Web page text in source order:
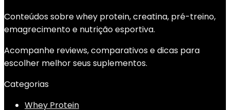
Conteúdos sobre whey protein, creatina, pré-treino,
emagrecimento e nutrição esportiva.
Acompanhe reviews, comparativos e dicas para
escolher melhor seus suplementos.
Categorias
Whey Protein